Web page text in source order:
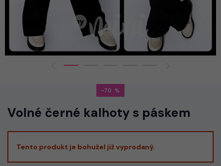
-70
Volné černé kalhoty s páskem
Tento produkt je bohužel již vyprodaný.